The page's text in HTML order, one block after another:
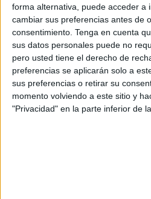
forma alternativa, puede acceder a
cambiar sus preferencias antes de
consentimiento. Tenga en cuenta
sus datos personales puede no
pero usted tiene el derecho de
preferencias se aplicarán solo a
sus preferencias o retirar su
momento volviendo a este sitio y
"Privacidad" en la parte inferior de
HACE 45 MINUTOS
Fallece un
parapente de
HACE 1 HORA
¿Cuánto cuesta
bombona de